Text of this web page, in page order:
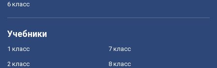
6 класс
Учебники
1 класс
2 класс
7 класс
8 класс